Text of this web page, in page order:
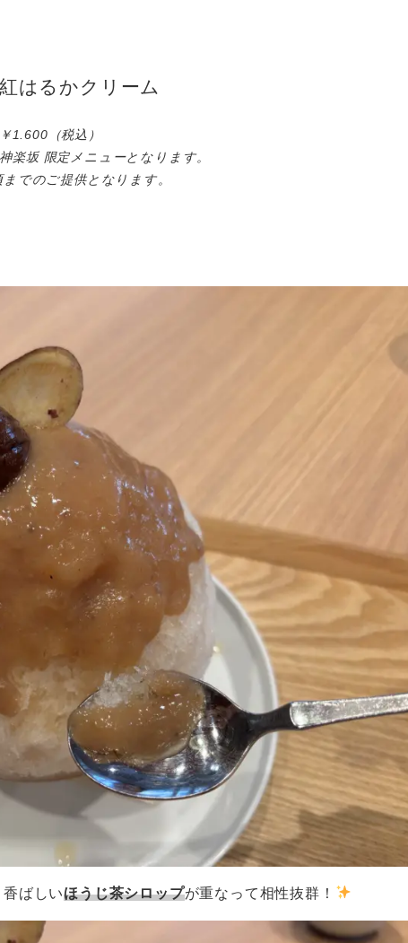
はるかクリーム
1.600（税込）
楽坂 限定メニューとなります。
でのご提供となります。
ばしいほうじ茶シロップが重なって相性抜群！